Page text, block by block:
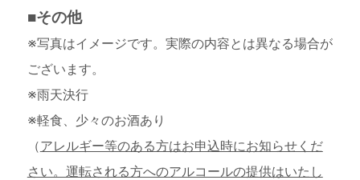
■その他
※写真はイメージです。実際の内容とは異なる場合が
ございます。
※雨天決行
※軽食、少々のお酒あり
（アレルギー等のある方はお申込時にお知らせくだ
さい。運転される方へのアルコールの提供はいたし